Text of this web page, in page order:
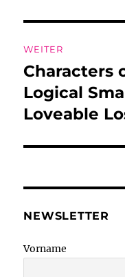
WEITER
Nächster
Beitrag:
Characters
Logical
Loveable
NEWSLETTER
Vorname